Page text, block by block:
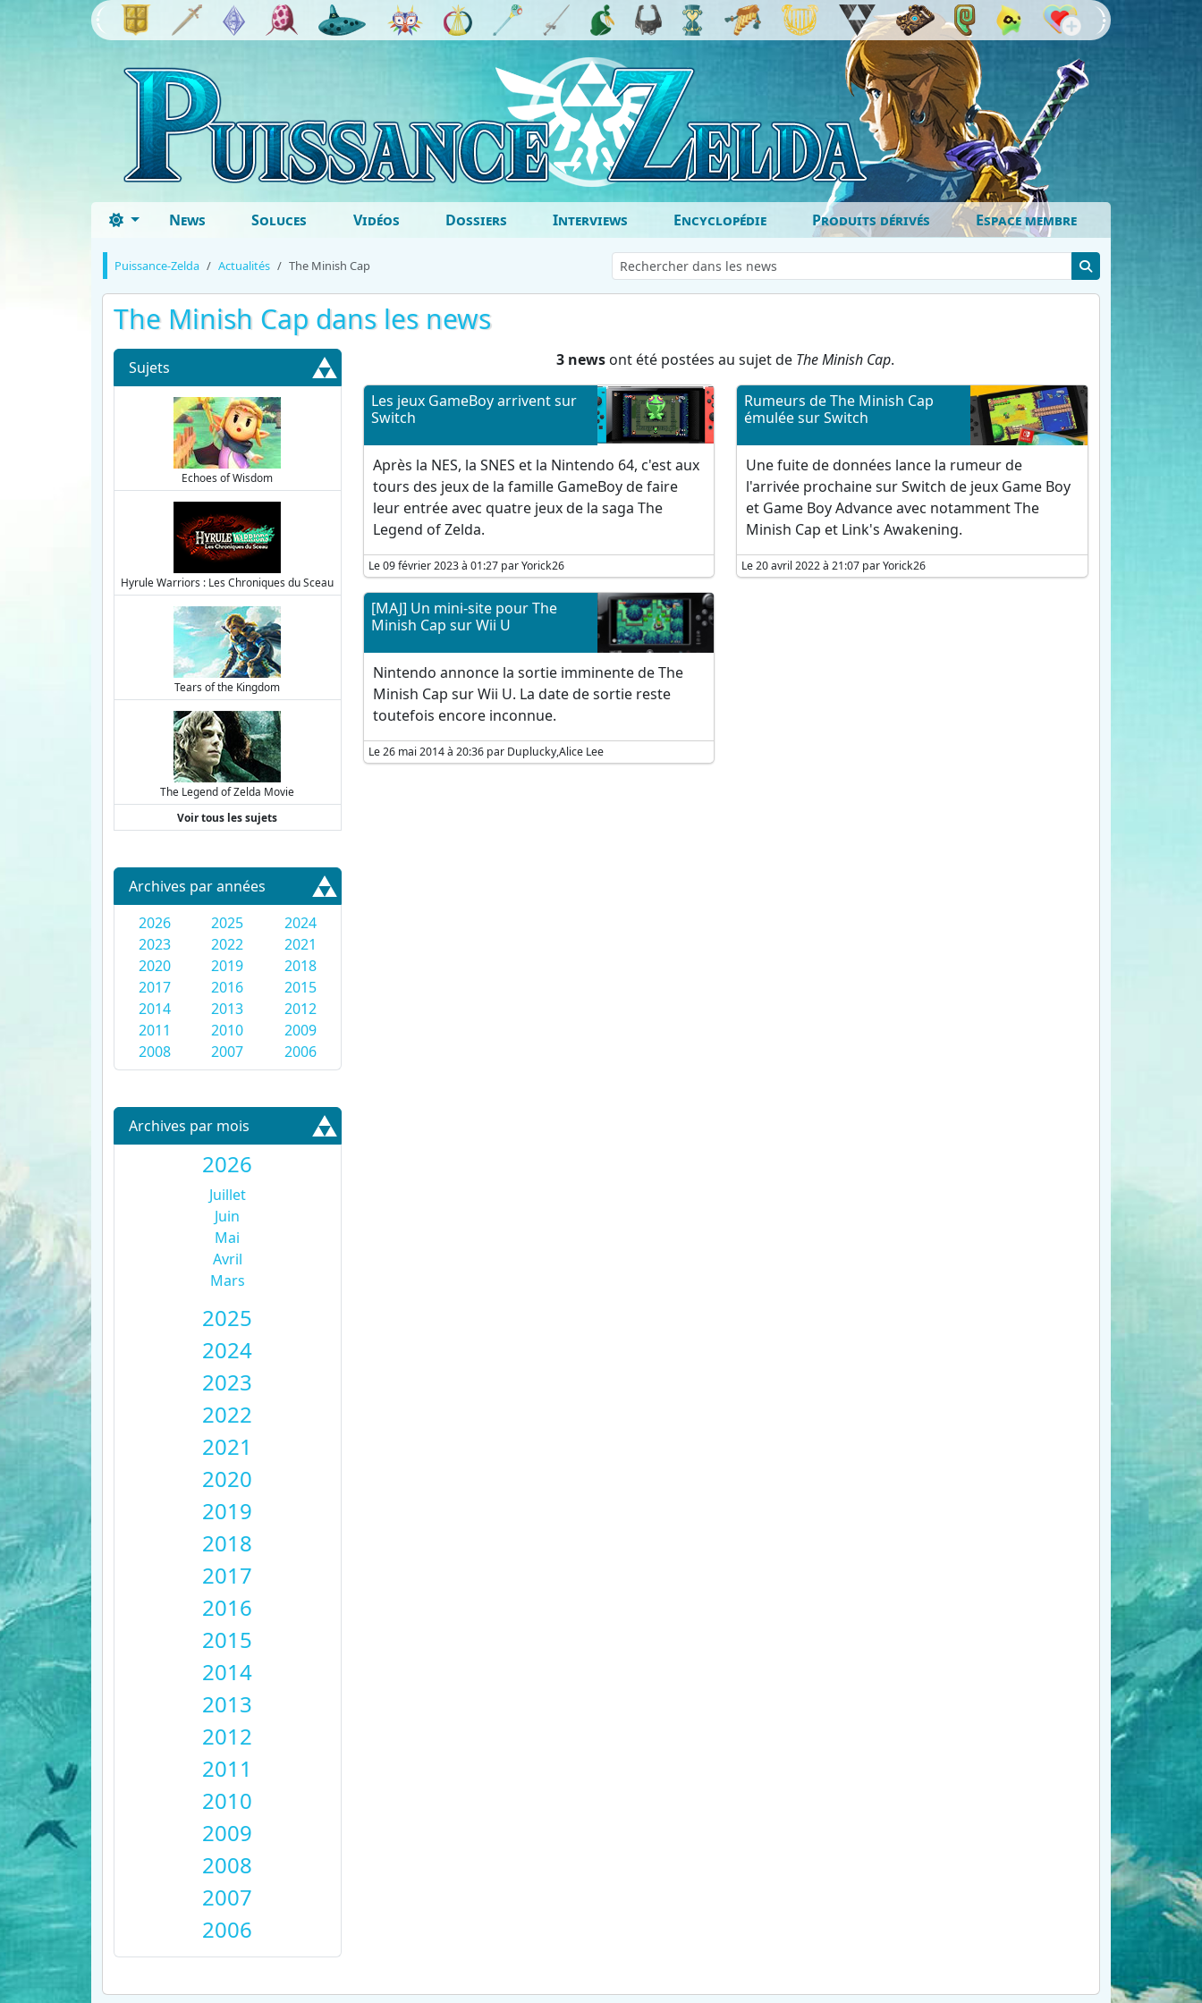
News Soluces Vidéos Dossiers Interviews Encyclopédie Produits dérivés Espace membre
Puissance-Zelda Actualités The Minish Cap
The Minish Cap dans les news
Sujets
Echoes of Wisdom
Hyrule Warriors : Les Chroniques du Sceau
Tears of the Kingdom
The Legend of Zelda Movie
Voir tous les sujets
Archives par années
2026
2025
2024
2023
2022
2021
2020
2019
2018
2017
2016
2015
2014
2013
2012
2011
2010
2009
2008
2007 2006
Archives par mois
2026
Juillet
Juin
Mai
Avril
Mars
2025
2024
2023
2022
2021
2020
2019
2018
2017
2016
2015
2014
2013
2012
2011
2010
2009
2008
2007
2006
3 news ont été postées au sujet de The Minish Cap.
Les jeux GameBoy arrivent sur
Switch
Après la NES, la SNES et la Nintendo 64, c'est aux
tours des jeux de la famille GameBoy de faire
leur entrée avec quatre jeux de la saga The
Legend of Zelda.
Le 09 février 2023 à 01:27 par Yorick26
Rumeurs de The Minish Cap
émulée sur Switch
Une fuite de données lance la rumeur de
l'arrivée prochaine sur Switch de jeux Game Boy
et Game Boy Advance avec notamment The
Minish Cap et Link's Awakening.
Le 20 avril 2022 à 21:07 par Yorick26
[MAJ] Un mini-site pour The
Minish Cap sur Wii U
Nintendo annonce la sortie imminente de The
Minish Cap sur Wii U. La date de sortie reste
toutefois encore inconnue.
Le 26 mai 2014 à 20:36 par Duplucky,Alice Lee